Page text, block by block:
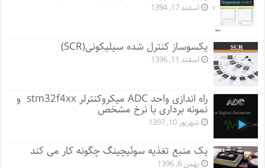
اسفند 17, 1394
یکسوساز کنترل شده سیلیکونی(SCR)
اسفند 11, 1396
راه اندازی واحد ADC میکروکنترلر stm32f4xx و
نمونه برداری با نرخ مشخص
شهریور 10, 1397
یک منبع تغذیه سوئیچینگ چگونه کار می کند
بهمن 6, 1396